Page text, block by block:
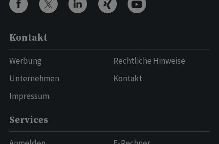
Kontakt
Werbung
Unternehmen
Impressum
Rechtliche Hinweise
Kontakt
Services